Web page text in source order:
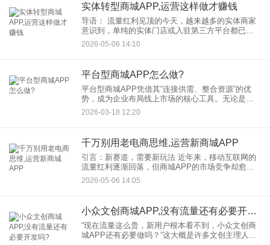
实体转型商城APP,运营这样做才赚钱
导语： 流量红利见顶的今天，越来越多的实体商家
意识到，单纯的实体门店或入驻第三方平台都已显
被动。自主搭建一个实体转型商城APP，正成为锁
住忠诚客户、提升长期利润的新选择。然而，APP
2026-05-06 14:10
平台型商城APP怎么做?
平台型商城APP凭借其“连接供需、整合资源”的优
势，成为企业布局线上市场的核心工具。无论是传
统零售转型还是新兴品牌崛起，功能完善、体验流
畅的平台型商城APP都能助企业快速触达用户、提
2026-03-18 12:20
千万别用老电商思维,运营新商城APP
引言：新赛道，需要新玩法 近年来，移动互联网的
流量红利逐渐回落，但商城APP的市场竞争却愈发
激烈。许多传统电商从业者习惯性地将过去的成功
经验——比如大促销、高投放、中心化流量分配
2026-05-06 14:05
小众文创商城APP,没有流量还有必要开发吗?
“现在流量这么贵，新用户根本看不到，小众文创商
城APP还有必要做吗？”这大概是许多文创主理人内